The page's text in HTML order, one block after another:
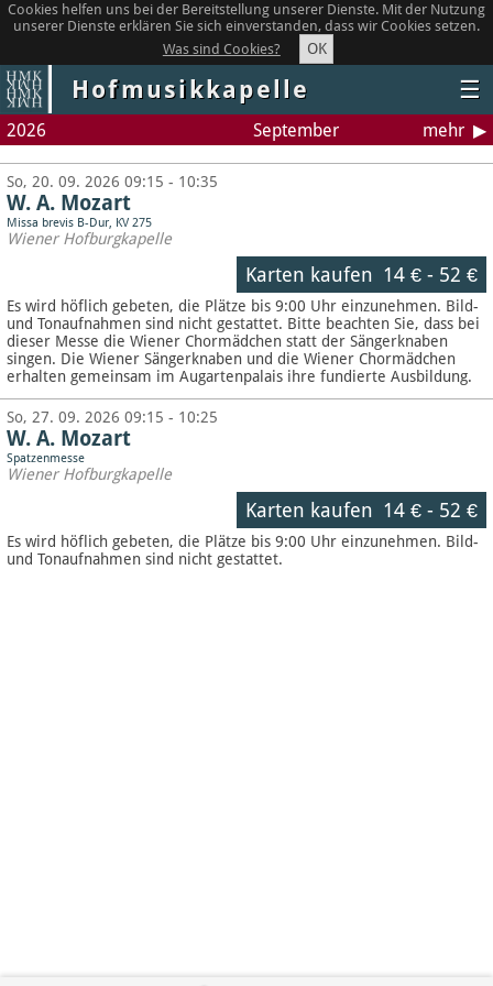
Cookies helfen uns bei der Bereitstellung unserer Dienste. Mit der Nutzung
unserer Dienste erklären Sie sich einverstanden, dass wir Cookies setzen.
Was sind Cookies?
OK
Hofmusikkapelle ☰
2026 September mehr
So, 20. 09. 2026 09:15 - 10:35
W. A. Mozart
Missa brevis B-Dur, KV 275
Wiener Hofburgkapelle
Karten kaufen 14 €- 52 €
Es wird höflich gebeten, die Plätze bis 9:00 Uhr einzunehmen. Bild-
und Tonaufnahmen sind nicht gestattet. Bitte beachten Sie, dass bei
dieser Messe die Wiener Chormädchen statt der Sängerknaben
singen. Die Wiener Sängerknaben und die Wiener Chormädchen
erhalten gemeinsam im Augartenpalais ihre fundierte Ausbildung.
So, 27. 09. 2026 09:15 - 10:25
W. A. Mozart
Spatzenmesse
Wiener Hofburgkapelle
Karten kaufen 14 €- 52 €
Es wird höflich gebeten, die Plätze bis 9:00 Uhr einzunehmen. Bild-
und Tonaufnahmen sind nicht gestattet.